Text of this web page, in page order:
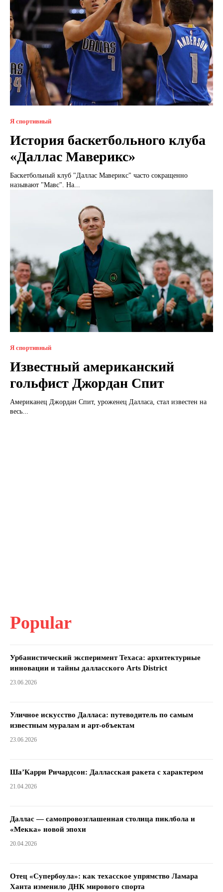
Я спортивный
История баскетбольного клуба
«Даллас Маверикс»
Баскетбольный клуб "Даллас Маверикс" часто сокращенно
называют "Мавс". На...
Я спортивный
Известный американский
гольфист Джордан Спит
Американец Джордан Спит, уроженец Далласа, стал известен на
весь...
Popular
Урбанистический эксперимент Техаса: архитектурные
инновации и тайны далласского Arts District
23.06.2026
Уличное искусство Далласа: путеводитель по самым
известным муралам и арт-объектам
23.06.2026
Ша’Карри Ричардсон: Далласская ракета с характером
21.04.2026
Даллас — самопровозглашенная столица пиклбола и
«Мекка» новой эпохи
20.04.2026
Отец «Супербоула»: как техасское упрямство Ламара
Ханта изменило ДНК мирового спорта